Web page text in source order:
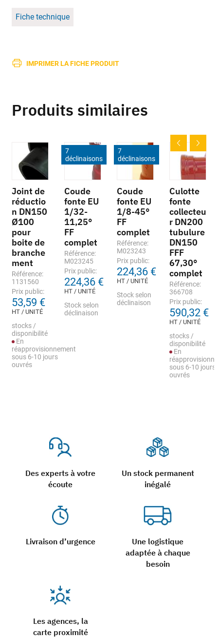
Fiche technique
IMPRIMER LA FICHE PRODUIT
Des experts à votre
écoute
Un stock permanent
inégalé
Livraison d’urgence
Une logistique
adaptée à chaque
besoin
Les agences, la
carte proximité
Produits similaires
Joint de
réductio
n DN150
Ø100
pour
boite de
branche
ment
Référence:
1131560
Prix public:
53,59 €
HT / UNITÉ
stocks /
disponibilité
En
réapprovisionnement
sous 6-10 jours
ouvrés
7
déclinaisons
Coude
fonte EU
1/32-
11,25°
FF
complet
Référence:
M023245
Prix public:
224,36 €
HT / UNITÉ
Stock selon
déclinaison
7
déclinaisons
Coude
fonte EU
1/8-45°
FF
complet
Référence:
M023243
Prix public:
224,36 €
HT / UNITÉ
Stock selon
déclinaison
Culotte
fonte
collecteu
r DN200
tubulure
DN150
FFF
67,30°
complet
Référence:
366708
Prix public:
590,32 €
HT / UNITÉ
stocks /
disponibilité
En
sous 6-10 jours
ouvrés